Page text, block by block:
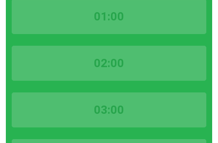
01:00
02:00
03:00